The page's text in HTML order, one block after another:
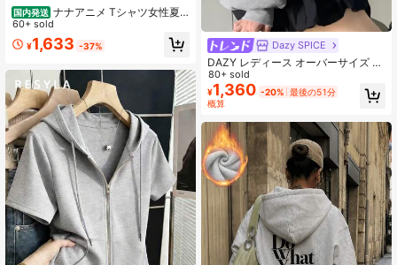
国内発送 ナナアニメ Tシャツ女性夏
プリントレディカジュアルコットン
Tシャツトップス原宿ストリートウェ
ア半袖 Tシャツ、ドロップ
60+ sold
¥1,633 -37% Dazy SPICE
DAZY レディース オーバーサイズ レ
ース プルオーバー スウェットシャツ
カットアウトショルダー リボン付き
長袖トップス 秋用 通学服
80+ sold
¥1,360 -20% 最後の51分
概算